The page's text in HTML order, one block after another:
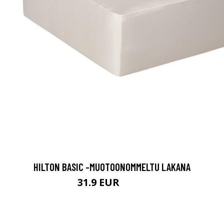
HILTON BASIC -MUOTOONOMMELTU LAKANA
31.9 EUR